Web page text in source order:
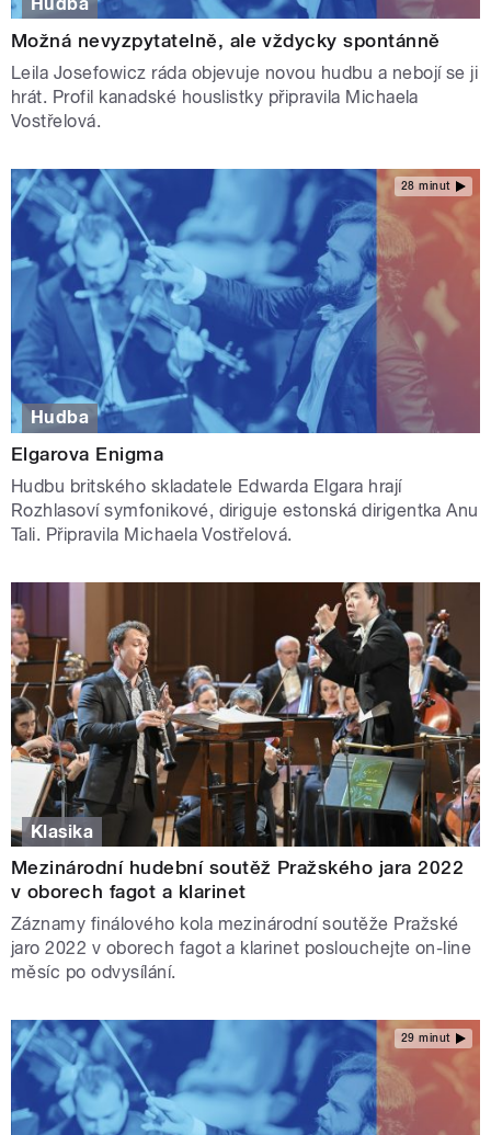
Možná nevyzpytatelně, ale vždycky spontánně
Leila Josefowicz ráda objevuje novou hudbu a nebojí se ji
hrát. Profil kanadské houslistky připravila Michaela
Vostřelová.
28 minut
Hudba
Elgarova Enigma
Hudbu britského skladatele Edwarda Elgara hrají
Rozhlasoví symfonikové, diriguje estonská dirigentka Anu
Tali. Připravila Michaela Vostřelová.
Klasika
Mezinárodní hudební soutěž Pražského jara 2022
v oborech fagot a klarinet
Záznamy finálového kola mezinárodní soutěže Pražské
jaro 2022 v oborech fagot a klarinet poslouchejte on-line
měsíc po odvysílání.
29 minut